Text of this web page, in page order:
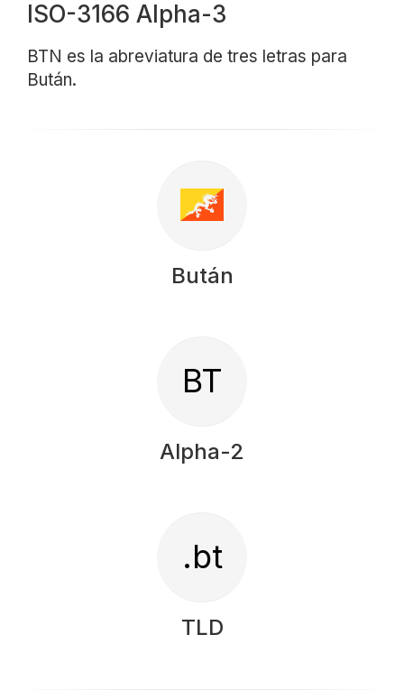
ISO-3166 Alpha-3
BTN es la abreviatura de tres letras para
Bután.
Bután
BT
Alpha-2
.bt
TLD